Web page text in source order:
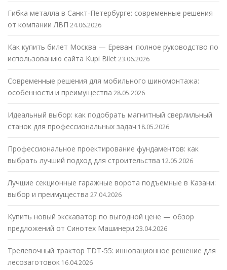
Гибка металла в Санкт-Петербурге: современные решения
от компании ЛВП 24.06.2026
Как купить билет Москва — Ереван: полное руководство по
использованию сайта Kupi Bilet23.06.2026
Современные решения для мобильного шиномонтажа:
особенности и преимущества 28.05.2026
Идеальный выбор: как подобрать магнитный сверлильный
станок для профессиональных задач 18.05.2026
Профессиональное проектирование фундаментов: как
выбрать лучший подход для строительства 12.05.2026
Лучшие секционные гаражные ворота подъемные в Казани:
выбор и преимущества 27.04.2026
Купить новый экскаватор по выгодной цене — обзор
предложений от Синотех Машинери 23.04.2026
Трелевочный трактор TDT-55: инновационное решение для
лесозаготовок 16.04.2026